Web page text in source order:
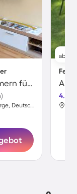
Ferienwohnung mit 2 Schlafzimmern für 4 Personen
Bannewitz, Sächsische Schweiz-Osterzgebirge, Deutschland
ab
4.8